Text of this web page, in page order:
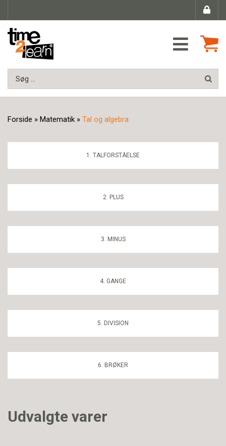
Forside » Matematik » Tal og algebra
1. TALFORSTÅELSE
2. PLUS
3. MINUS
4. GANGE
5. DIVISION
6. BRØKER
Udvalgte varer